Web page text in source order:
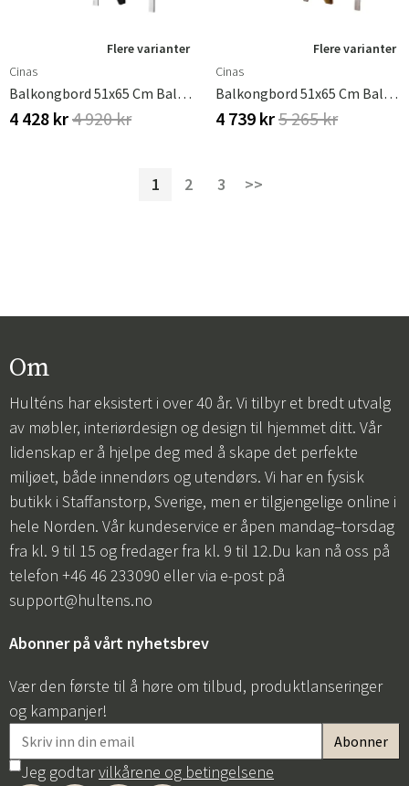
Flere varianter
Cinas
Balkongbord 51x65 Cm Balkon Bord Sort
4 428 kr4 920 kr
Flere varianter
Cinas
Balkongbord 51x65 Cm Balkon Bord Teak
4 739 kr5 265 kr
1 2 3 >>
Om
Hulténs har eksistert i over 40 år. Vi tilbyr et bredt utvalg
av møbler, interiørdesign og design til hjemmet ditt. Vår
lidenskap er å hjelpe deg med å skape det perfekte
miljøet, både innendørs og utendørs. Vi har en fysisk
butikk i Staffanstorp, Sverige, men er tilgjengelige online i
hele Norden. Vår kundeservice er åpen mandag–torsdag
fra kl. 9 til 15 og fredager fra kl. 9 til 12.Du kan nå oss på
telefon +46 46 233090 eller via e-post på
support@hultens.no
Abonner på vårt nyhetsbrev
Vær den første til å høre om tilbud, produktlanseringer
og kampanjer!
Jeg godtarvilkårene og betingelsene